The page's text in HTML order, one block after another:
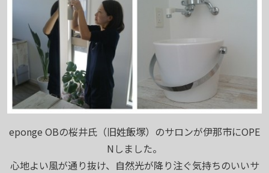
eponge OBの桜井氏（旧姓飯塚）のサロンが伊那市にOPE
Nしました。
心地よい風が通り抜け、自然光が降り注ぐ気持ちのいいサ